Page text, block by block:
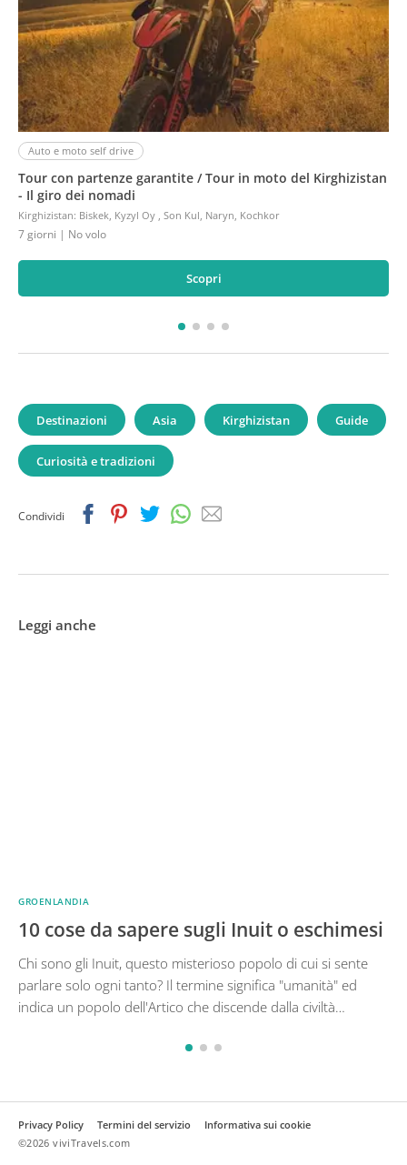
Auto e moto self drive
Tour con partenze garantite / Tour in moto del Kirghizistan
- Il giro dei nomadi
Kirghizistan: Biskek, Kyzyl Oy , Son Kul, Naryn, Kochkor
7 giorni | No volo
Scopri
Destinazioni Asia Kirghizistan Guide
Curiosità e tradizioni
Condividi FacebookPinterestTwitterWhatsapp
Email
Leggi anche
GROENLANDIA
10 cose da sapere sugli Inuit o eschimesi
Chi sono gli Inuit, questo misterioso popolo di cui si sente
parlare solo ogni tanto? Il termine significa "umanità" ed
indica un popolo dell'Artico che discende dalla civiltà…
Privacy Policy Termini del servizio
Informativa sui cookie
©2026 viviTravels.com